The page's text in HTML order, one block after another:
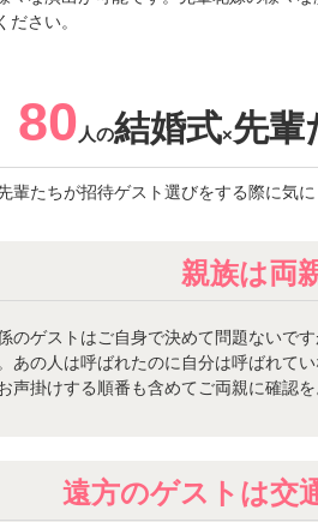
さい。
80 人の結婚式×先輩
輩たちが招待ゲスト選びをする際に気に
親族は両
のゲストはご自身で決めて問題ないで
あの人は呼ばれたのに自分は呼ばれて
声掛けする順番も含めてご両親に確認を
遠方のゲストは交